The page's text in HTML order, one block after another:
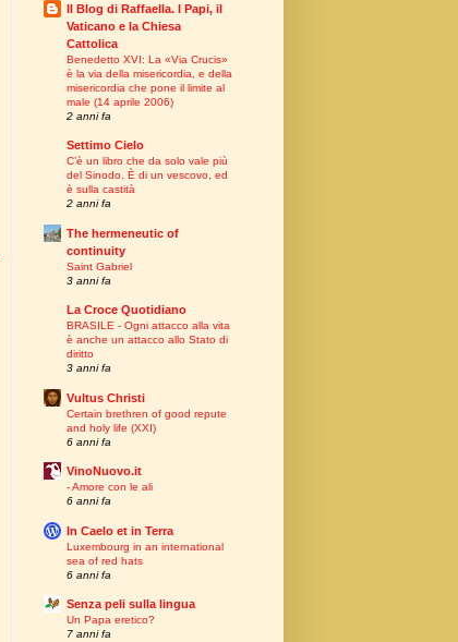
Il Blog di Raffaella. I Papi, il
Vaticano e la Chiesa
Cattolica
Benedetto XVI: La «Via Crucis»
è la via della misericordia, e della
misericordia che pone il limite al
male (14 aprile 2006)
2 anni fa
Settimo Cielo
C’è un libro che da solo vale più
del Sinodo. È di un vescovo, ed
è sulla castità
2 anni fa
The hermeneutic of
continuity
Saint Gabriel
3 anni fa
La Croce Quotidiano
BRASILE - Ogni attacco alla vita
è anche un attacco allo Stato di
diritto
3 anni fa
Vultus Christi
Certain brethren of good repute
and holy life (XXI)
6 anni fa
VinoNuovo.it
- Amore con le ali
6 anni fa
In Caelo et in Terra
Luxembourg in an international
sea of red hats
6 anni fa
Senza peli sulla lingua
Un Papa eretico?
7 anni fa